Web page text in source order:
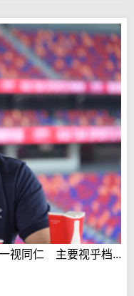
视同仁 主要视乎档...